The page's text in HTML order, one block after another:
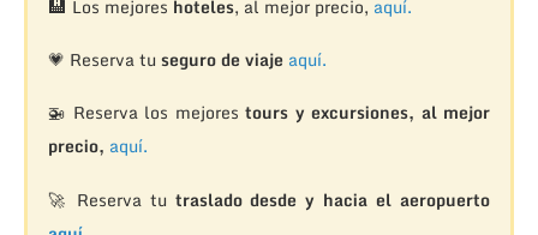
Los mejores hoteles, al mejor precio, aquí.
💗 Reserva tu seguro de viaje aquí.
🚁 Reserva los mejorestours y excursiones, al mejor
precio, aquí.
🚀 Reserva tu traslado desde y hacia el aeropuerto